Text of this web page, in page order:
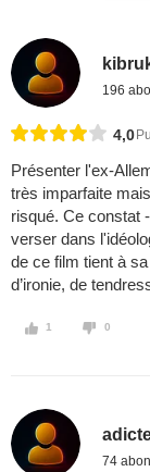
196
4,0
Présenter l'ex-
très imparfaite
risqué. Ce constat
verser dans
de ce film tient à
d’ironie, de
1 0
74